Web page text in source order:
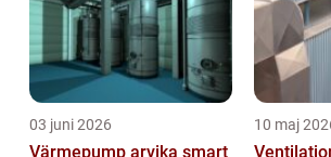
03 juni 2026
Värmepump arvika smart
10 maj